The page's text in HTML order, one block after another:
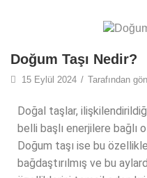
Doğum Taşı Nedir?
15 Eylül 2024 / Tarafından
Doğal taşlar,
belli başlı enerjilere bağlı
Doğum taşı ise bu
bağdaştırılmış ve bu